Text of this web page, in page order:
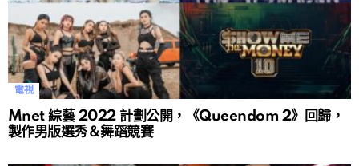
電視
Mnet 綜藝 2022 計劃公開，《Queendom 2》回歸，
製作男版選秀＆舞蹈競賽